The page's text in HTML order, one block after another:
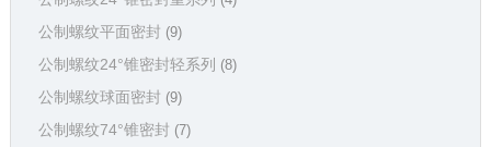
公制螺纹平面密封 (9)
公制螺纹24°锥密封轻系列 (8)
公制螺纹球面密封 (9)
公制螺纹74°锥密封 (7)